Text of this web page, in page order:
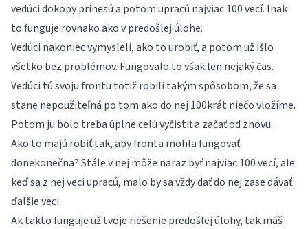
vedúci dokopy prinesú a potom upracú najviac 100 vecí. Inak
to funguje rovnako ako v predošlej úlohe.
Vedúci nakoniec vymysleli, ako to urobiť, a potom už išlo
všetko bez problémov. Fungovalo to však len nejaký čas.
Vedúci tú svoju frontu totiž robili takým spôsobom, že sa
stane nepoužiteľná po tom ako do nej 100krát niečo vložíme.
Potom ju bolo treba úplne celú vyčistiť a začať od znovu.
Ako to majú robiť tak, aby fronta mohla fungovať
donekonečna? Stále v nej môže naraz byť najviac 100 vecí, ale
keď sa z nej veci upracú, malo by sa vždy dať do nej zase dávať
ďalšie veci.
Ak takto funguje už tvoje riešenie predošlej úlohy, tak máš